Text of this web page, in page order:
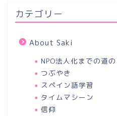
カテゴリー
About Saki
NPO法人化までの道の
つぶやき
スペイン語学習
タイムマシーン
信仰